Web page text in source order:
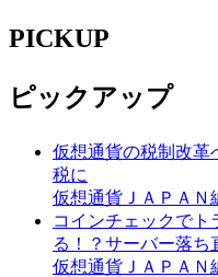
PICKUP
ピックアップ
仮想通貨の税制改革
税に
仮想通貨ＪＡＰＡＮ
コインチェックでト
る！？サーバー落ち
仮想通貨ＪＡＰＡＮ